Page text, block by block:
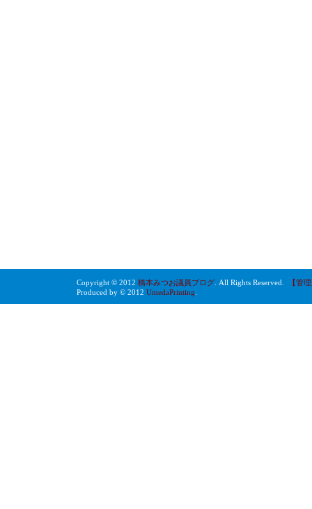
Copyright © 2012 橋本みつお議員ブログ . All Rights Reserved.
【管
Produced by © 2012 UmedaPrinting